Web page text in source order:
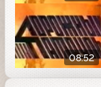
08:52